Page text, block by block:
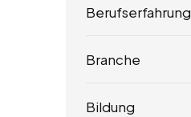
Berufserfahrung
Branche
Bildung